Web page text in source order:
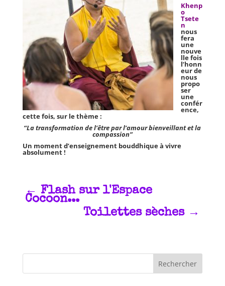
Khenp
o
Tsete
n
nous
fera
une
nouve
lle fois
l’honn
eur de
nous
propo
ser
une
confér
ence,
cette fois, sur le thème :
“La transformation de l’être par l’amour bienveillant et la
compassion”
Un moment d’enseignement bouddhique à vivre
absolument !
← Flash sur l'Espace
Cocoon...
Toilettes sèches→